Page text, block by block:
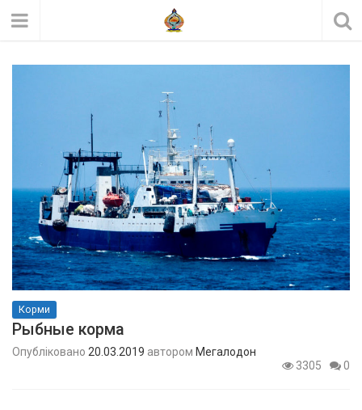
Корми
Рыбные корма
Опубліковано 20.03.2019 автором Мегалодон
3305
0